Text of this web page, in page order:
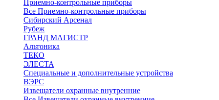
Приемно-контрольные приборы
Все Приемно-контрольные приборы
Сибирский Арсенал
Рубеж
ГРАНД МАГИСТР
Альтоника
ТЕКО
ЭЛЕСТА
Специальные и дополнительные устройства
ВЭРС
Извещатели охранные внутренние